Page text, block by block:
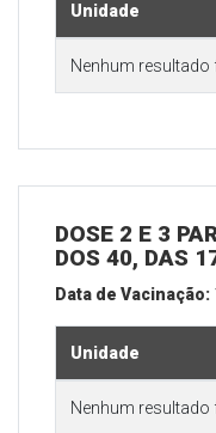
Unidade
Nenhum resultado
DOSE 2 E 3
DOS 40, DAS
Data de Vacinação:
Unidade
Nenhum resultado